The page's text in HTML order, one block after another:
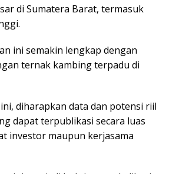
di Sumatera Barat, termasuk
ini semakin lengkap dengan
ternak kambing terpadu di
diharapkan data dan potensi riil
dapat terpublikasi secara luas
investor maupun kerjasama